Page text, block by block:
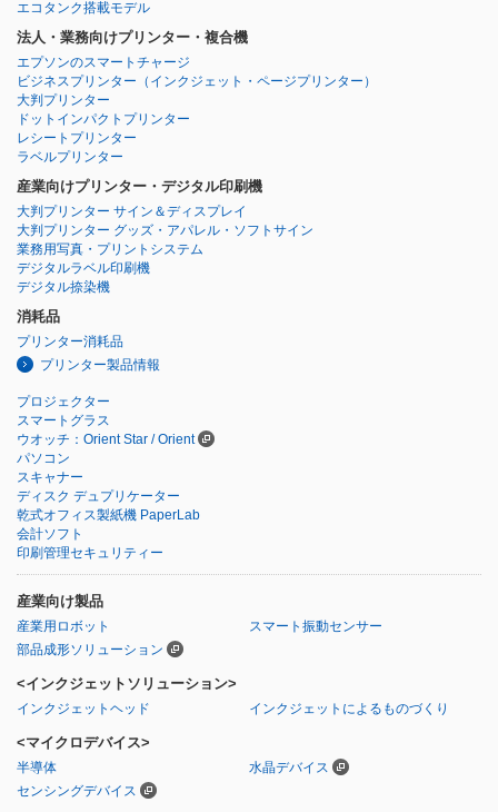
エコタンク搭載モデル
法人・業務向けプリンター・複合機
エプソンのスマートチャージ
ビジネスプリンター （インクジェット・ページプリンター）
大判プリンター
ドットインパクトプリンター
レシートプリンター
ラベルプリンター
産業向けプリンター・デジタル印刷機
大判プリンター サイン＆ディスプレイ
大判プリンター グッズ・アパレル・ソフトサイン
業務用写真・プリントシステム
デジタルラベル印刷機
デジタル捺染機
消耗品
プリンター消耗品
プリンター製品情報
プロジェクター
スマートグラス
ウオッチ：Orient Star / Orient
パソコン
スキャナー
ディスク デュプリケーター
乾式オフィス製紙機 PaperLab
会計ソフト
印刷管理セキュリティー
産業向け製品
産業用ロボット
スマート振動センサー
部品成形ソリューション
<インクジェットソリューション>
インクジェットヘッド インクジェットによるものづくり
<マイクロデバイス>
半導体
水晶デバイス
センシングデバイス